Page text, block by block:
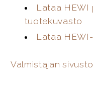
Lataa HEWI
tuotekuvasto
Lataa
Valmistajan